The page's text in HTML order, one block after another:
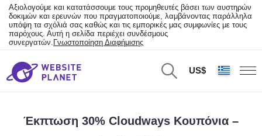
Αξιολογούμε και κατατάσσουμε τους προμηθευτές βάσει των αυστηρών
δοκιμών και ερευνών που πραγματοποιούμε, λαμβάνοντας παράλληλα
υπόψη τα σχόλιά σας καθώς και τις εμπορικές μας συμφωνίες με τους
παρόχους. Αυτή η σελίδα περιέχει συνδέσμους
συνεργατών. Γνωστοποίηση Διαφήμισης
US$
Έκπτωση 30% Cloudways Κουπόνια –